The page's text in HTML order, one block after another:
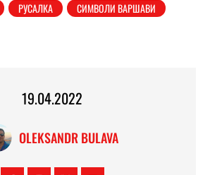
РУСАЛКА
СИМВОЛИ ВАРШАВИ
19.04.2022
OLEKSANDR BULAVA